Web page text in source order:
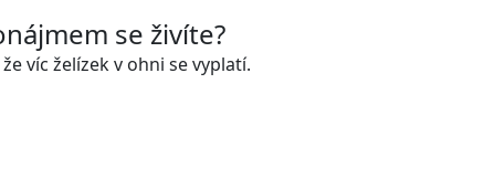
se živíte?
víc želízek v ohni se vyplatí.